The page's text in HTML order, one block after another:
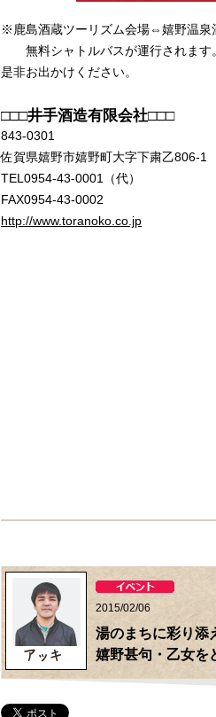
※鹿島酒蔵ツーリズム会場⇔嬉野温泉
無料シャトルバスが運行されます
是非お出かけください。
□□□井手酒造有限会社□□□
843-0301
佐賀県嬉野市嬉野町大字下粛乙806-1
TEL0954-43-0001（代）
FAX0954-43-0002
http://www.toranoko.co.jp
2015/02/06
湯のまちに彩り添
嬉野甚句・乙女を